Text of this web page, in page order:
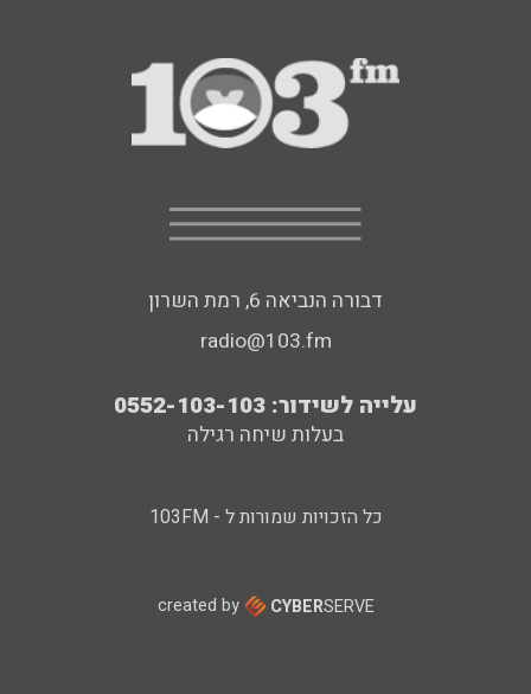
דבורה הנביאה 6, רמת השרון
radio@103.fm
עלייה לשידור: 0552-103-103
בעלות שיחה רגילה
כל הזכויות שמורות ל - 103FM
created by CYBERSERVE